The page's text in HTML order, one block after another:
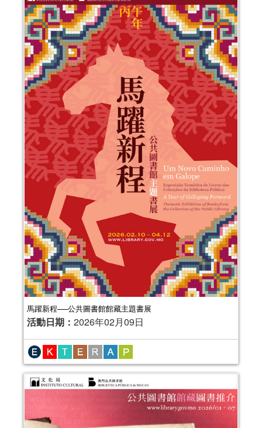
馬躍新程──公共圖書館館藏主題書展
活動日期： 2026年02月09日